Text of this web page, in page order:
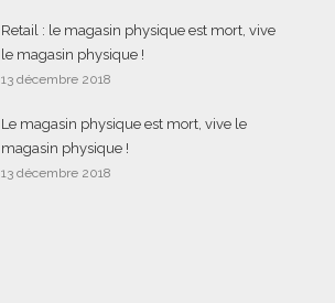
Retail : le magasin physique est mort, vive
le magasin physique !
13 décembre 2018
Le magasin physique est mort, vive le
magasin physique !
13 décembre 2018